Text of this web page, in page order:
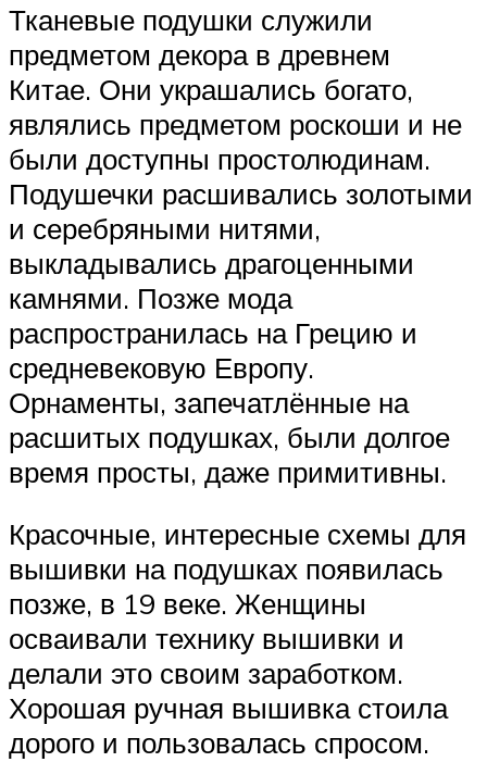
Тканевые подушки служили
предметом декора в древнем
Китае. Они украшались богато,
являлись предметом роскоши и не
были доступны простолюдинам.
Подушечки расшивались золотыми
и серебряными нитями,
выкладывались драгоценными
камнями. Позже мода
распространилась на Грецию и
средневековую Европу.
Орнаменты, запечатлённые на
расшитых подушках, были долгое
время просты, даже примитивны.
Красочные, интересные схемы для
вышивки на подушках появилась
позже, в 19 веке. Женщины
осваивали технику вышивки и
делали это своим заработком.
Хорошая ручная вышивка стоила
дорого и пользовалась спросом.